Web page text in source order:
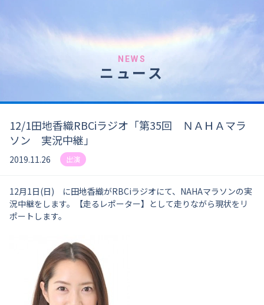
NEWS
ニュース
12/1田地香織RBCiラジオ「第35回 ＮＡＨＡマラ
ソン 実況中継」
2019.11.26 出演
12月1日(日) に田地香織がRBCiラジオにて、NAHAマラソンの実
況中継をします。【走るレポーター】として走りながら現状をリ
ポートします。